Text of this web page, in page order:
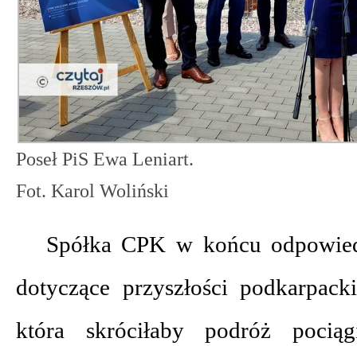
Poseł PiS Ewa Leniart.
Fot. Karol Woliński
Spółka CPK w końcu
dotyczące przyszłości
która skróciłaby podróż